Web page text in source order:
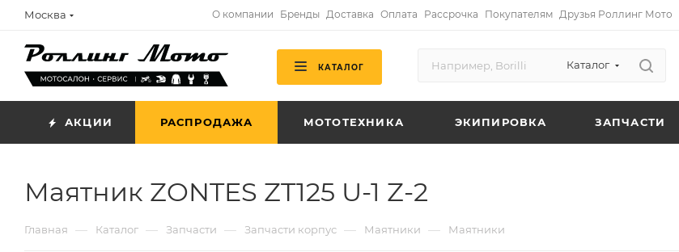
Москва О компании Бренды Доставка Оплата Рассрочка Покупателям Друзья Роллинг Мото
КАТАЛОГ Каталог
АКЦИИ РАСПРОДАЖА МОТОТЕХНИКА ЭКИПИРОВКА ЗАПЧАСТИ
Маятник ZONTES ZT125 U-1 Z-2
Главная — Каталог — Запчасти — Запчасти корпус — Маятники — Маятники